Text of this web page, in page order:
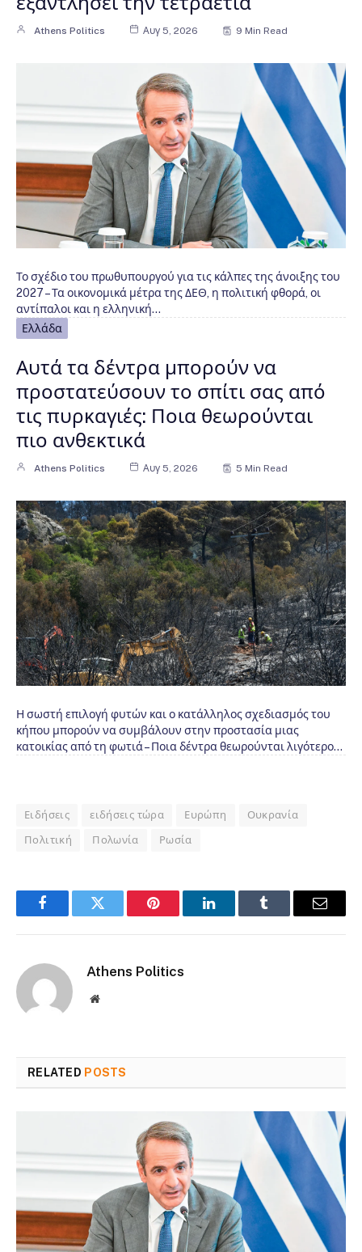
Athens Politics Αυγ 5, 2026 9 Min Read
Το σχέδιο του πρωθυπουργού για τις κάλπες της άνοιξης του
2027 – Τα οικονομικά μέτρα της ΔΕΘ, η πολιτική φθορά, οι
αντίπαλοι και η ελληνική…
Ελλάδα
Αυτά τα δέντρα μπορούν να
προστατεύσουν το σπίτι σας από
τις πυρκαγιές: Ποια θεωρούνται
πιο ανθεκτικά
Athens Politics Αυγ 5, 2026 5 Min Read
Η σωστή επιλογή φυτών και ο κατάλληλος σχεδιασμός του
κήπου μπορούν να συμβάλουν στην προστασία μιας
κατοικίας από τη φωτιά – Ποια δέντρα θεωρούνται λιγότερο…
Ειδήσεις ειδήσεις τώρα Ευρώπη Ουκρανία
Πολιτική Πολωνία Ρωσία
FacebookTwitter Pinterest LinkedInTumblr Email
Athens Politics
Website
RELATED POSTS